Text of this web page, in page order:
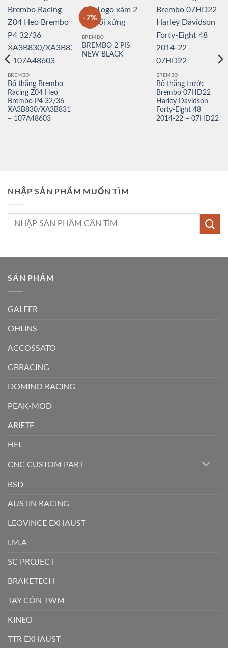
BREMBO
Bố thắng Brembo
Racing Z04 Heo
Brembo P4 32/36
XA3B830/XA3B831
– 107A48603
-7%
BREMBO
BREMBO 2 PIS
NEW BLACK
BREMBO
Bố thắng trước
Brembo 07HD22
Harley Davidson
Forty-Eight 48
2014-22 – 07HD22
NHẬP SẢN PHẨM MUỐN TÌM
Tìm
SẢN PHẨM
GALFER
OHLINS
ACCOSSATO
GBRACING
DOMINO RACING
PEAK-MOD
ARIETE
HEL
CNC CUSTOM PART
RSD
AUSTIN RACING
LEOVINCE EXHAUST
I.M.A
SC PROJECT
BRAKETECH
TAY CÔN TWM
KINEO
TTR EXHAUST